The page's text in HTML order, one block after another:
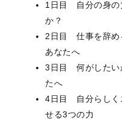
1日目 自分の身の
か？
2日目 仕事を辞め
あなたへ
3日目 何がしたい
たへ
4日目 自分らしく
せる3つの力